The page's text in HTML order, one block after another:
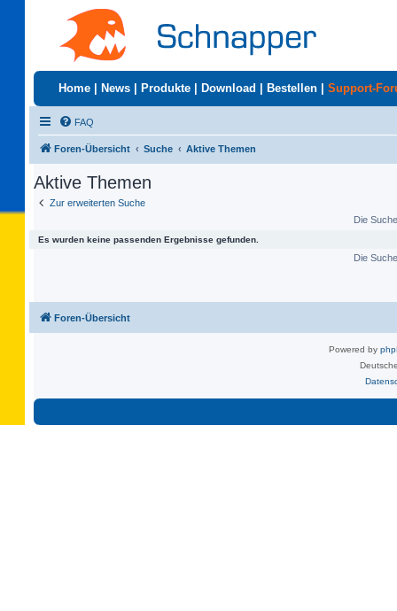
Home News Produkte Download Bestellen Support-
FAQ
Foren-Übersicht Suche Aktive Themen
Aktive Themen
Zur erweiterten Suche
Die
Es wurden keine passenden Ergebnisse gefunden.
Die
Foren-Übersicht
Powered by